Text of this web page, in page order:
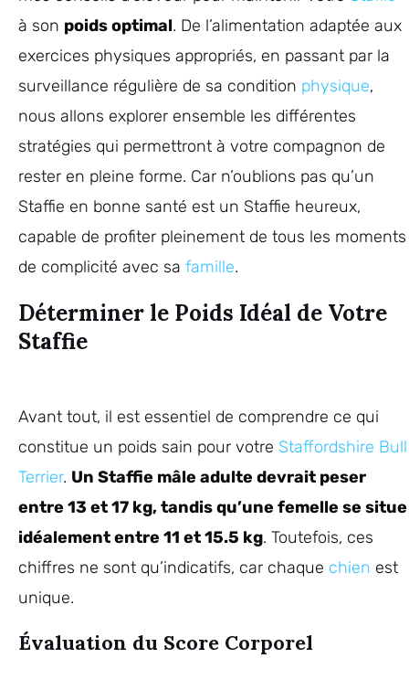
à son poids optimal. De l’alimentation adaptée aux
exercices physiques appropriés, en passant par la
surveillance régulière de sa condition physique,
nous allons explorer ensemble les différentes
stratégies qui permettront à votre compagnon de
rester en pleine forme. Car n’oublions pas qu’un
Staffie en bonne santé est un Staffie heureux,
capable de profiter pleinement de tous les moments
de complicité avec sa famille.
Déterminer le Poids Idéal de Votre
Staffie
Avant tout, il est essentiel de comprendre ce qui
constitue un poids sain pour votre Staffordshire Bull
Terrier. Un Staffie mâle adulte devrait peser
entre 13 et 17 kg, tandis qu’une femelle se situe
idéalement entre 11 et 15.5 kg. Toutefois, ces
chiffres ne sont qu’indicatifs, car chaque chien est
unique.
Évaluation du Score Corporel